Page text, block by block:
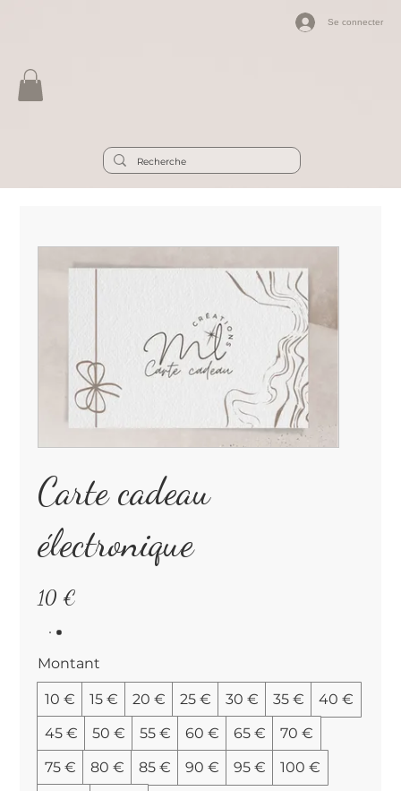
Se connecter
Carte cadeau
électronique
10 €
Montant
10 € 15 € 20 € 25 € 30 € 35 €
40 €
45 €
50 € 55 € 60 € 65 €
70 €
75 €
80 € 85 € 90 € 95 €
100 €